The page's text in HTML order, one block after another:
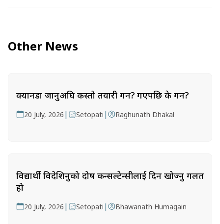
Other News
क्यानडा जानुअघि कस्तो तयारी गर्ने? गएपछि के गर्ने?
20 July, 2026 | Setopati | Raghunath Dhakal
विद्यार्थी विदेशिनुको दोष कन्सल्टेन्सीलाई दिन खोज्नु गलत
हो
20 July, 2026 | Setopati | Bhawanath Humagain